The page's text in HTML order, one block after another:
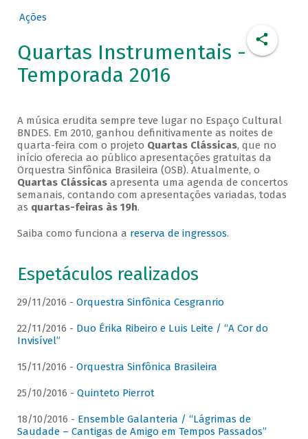
Ações
Quartas Instrumentais -
Temporada 2016
A música erudita sempre teve lugar no Espaço Cultural
BNDES. Em 2010, ganhou definitivamente as noites de
quarta-feira com o projeto Quartas Clássicas, que no
início oferecia ao público apresentações gratuitas da
Orquestra Sinfônica Brasileira (OSB). Atualmente, o
Quartas Clássicasapresenta uma agenda de concertos
semanais, contando com apresentações variadas, todas
as quartas-feiras às 19h.
Saiba como funciona a reserva de ingressos.
Espetáculos realizados
29/11/2016 - Orquestra Sinfônica Cesgranrio
22/11/2016 - Duo Érika Ribeiro e Luis Leite / “A Cor do
Invisível”
15/11/2016 - Orquestra Sinfônica Brasileira
25/10/2016 - Quinteto Pierrot
18/10/2016 - Ensemble Galanteria / “Lágrimas de
Saudade – Cantigas de Amigo em Tempos Passados”